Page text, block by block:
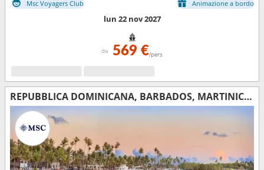
Msc Voyagers Club
Animazione a bordo
lun 22 nov 2027
da 569 €/pers
REPUBBLICA DOMINICANA, BARBADOS, MARTINICA, ANTIGUA E BARBUDA, TORTOLA